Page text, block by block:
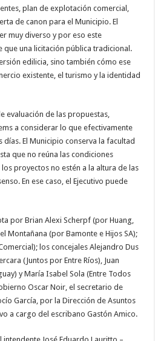
plan de explotación comercial,
de canon para el Municipio. El
muy diverso y por eso este
una licitación pública tradicional.
edilicia, sino también cómo ese
existente, el turismo y la identidad
evaluación de las propuestas,
a considerar lo que efectivamente
El Municipio conserva la facultad
que no reúna las condiciones
proyectos no estén a la altura de las
En ese caso, el Ejecutivo puede
por Brian Alexi Scherpf (por Huang,
Montañana (por Bamonte e Hijos SA);
los concejales Alejandro Dus
(Juntos por Entre Ríos), Juan
y María Isabel Sola (Entre Todos
Oscar Noir, el secretario de
García, por la Dirección de Asuntos
a cargo del escribano Gastón Amico.